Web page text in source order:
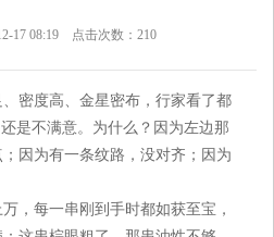
17 08:19 点击次数：210
密度高、金星密布，行家看了都
是不满意。为什么？因为左边那
因为有一条纹路，没对齐；因为
，每一串刚到手时都如获至宝，